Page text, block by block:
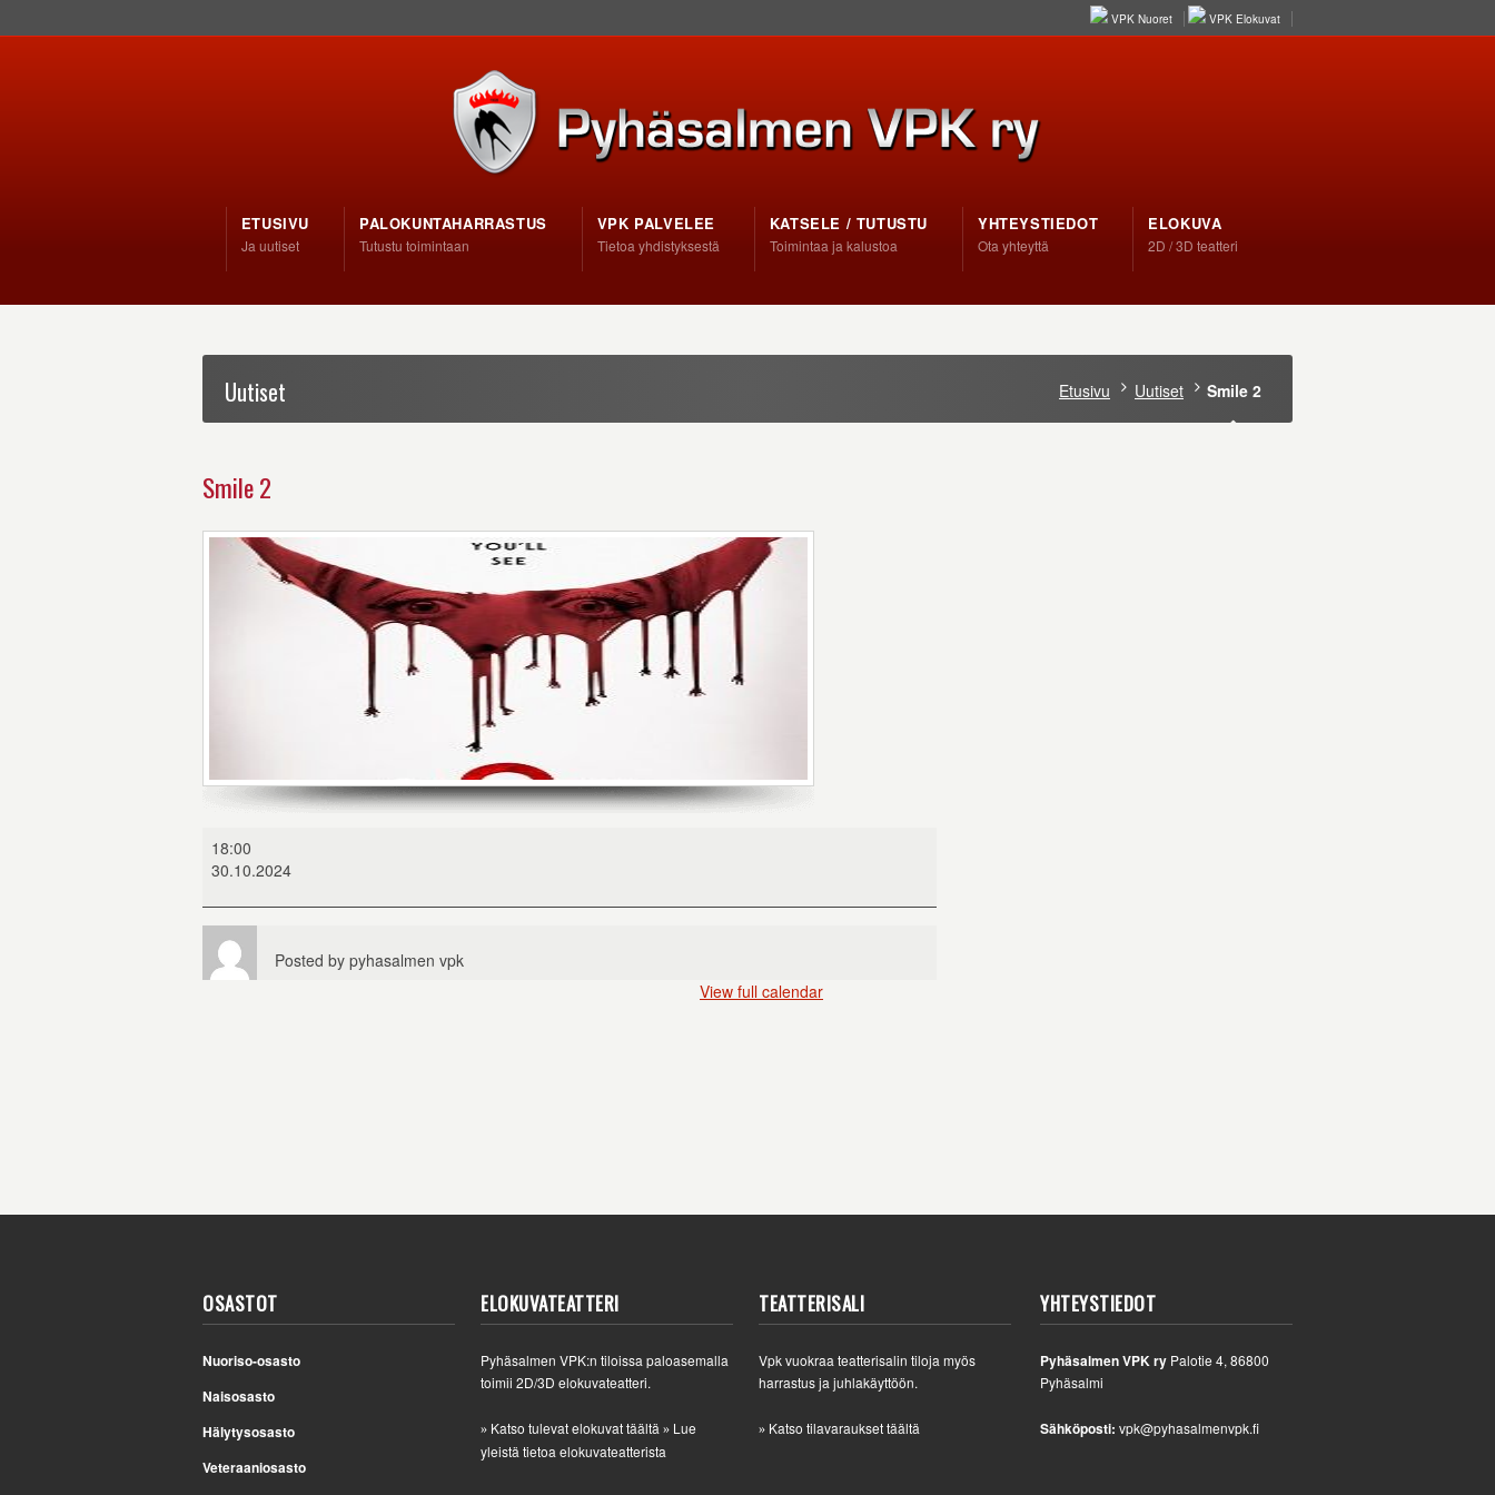
VPK Nuoret VPK Elokuvat
ETUSIVU
Ja uutiset
PALOKUNTAHARRASTUS
Tutustu toimintaan
VPK PALVELEE
Tietoa yhdistyksestä
KATSELE / TUTUSTU
Toimintaa ja kalustoa
YHTEYSTIEDOT
Ota yhteyttä
ELOKUVA
2D / 3D teatteri
Uutiset Etusivu Uutiset Smile 2
Smile 2
18:00
30.10.2024
Posted by pyhasalmen vpk
View full calendar
OSASTOT
Nuoriso-osasto
Naisosasto
Hälytysosasto
Veteraaniosasto
ELOKUVATEATTERI
Pyhäsalmen VPK:n tiloissa paloasemalla
toimii 2D/3D elokuvateatteri.
» Katso tulevat elokuvat täältä » Lue
yleistä tietoa elokuvateatterista
TEATTERISALI
Vpk vuokraa teatterisalin tiloja myös
harrastus ja juhlakäyttöön.
» Katso tilavaraukset täältä
YHTEYSTIEDOT
Pyhäsalmen VPK ry Palotie 4, 86800
Pyhäsalmi
Sähköposti: vpk@pyhasalmenvpk.fi